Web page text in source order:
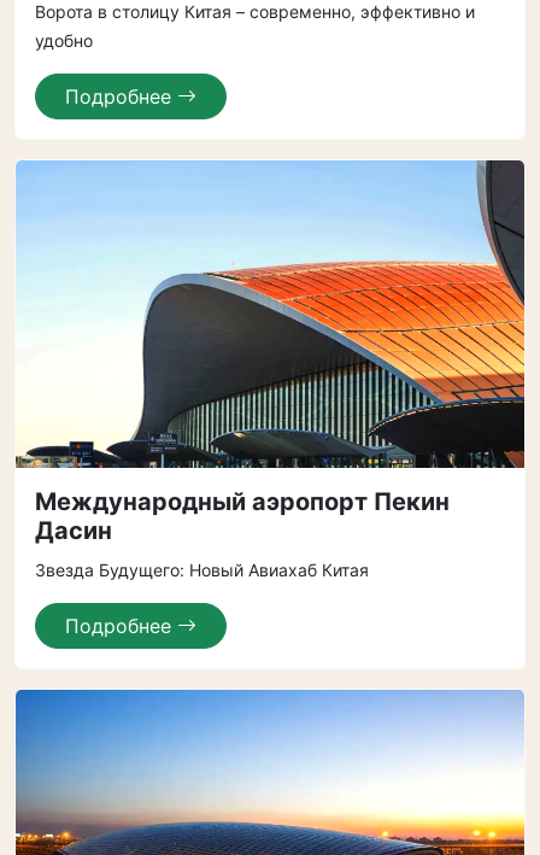
Ворота в столицу Китая – современно, эффективно и
удобно
Подробнее
Международный аэропорт Пекин
Дасин
Звезда Будущего: Новый Авиахаб Китая
Подробнее